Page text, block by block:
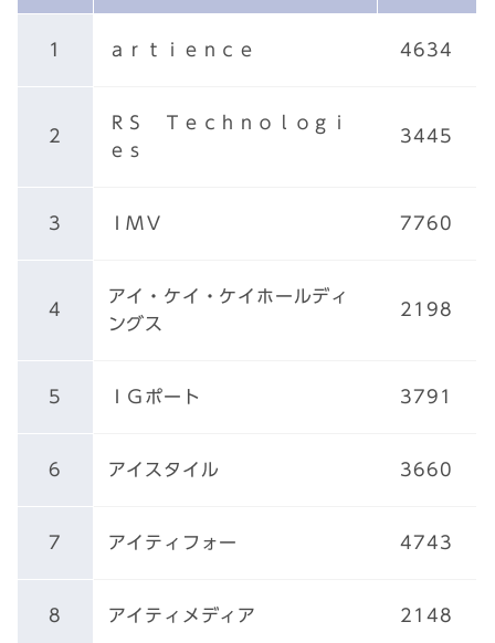
1 ａｒｔｉｅｎｃｅ 4634
2
ＲＳ Ｔｅｃｈｎｏｌｏｇｉ
ｅｓ
3445
3 ＩＭＶ 7760
4
アイ・ケイ・ケイホールディ
ングス
2198
5 ＩＧポート 3791
6 アイスタイル 3660
7 アイティフォー 4743
8 アイティメディア 2148